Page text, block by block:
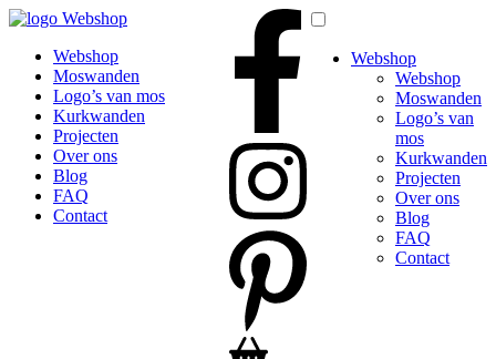
Webshop
Webshop
Moswanden
Logo’s van mos
Kurkwanden
Projecten
Over ons
Blog
FAQ
Contact
Webshop
Webshop
Moswanden
Logo’s van
mos
Kurkwanden
Projecten
Over ons
Blog
FAQ
Contact